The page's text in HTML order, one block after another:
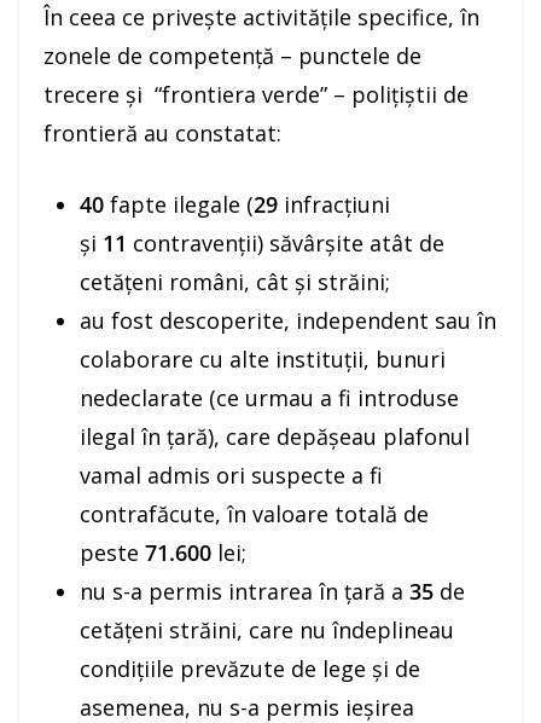
În ceea ce priveşte activităţile specifice, în
zonele de competenţă – punctele de
trecere şi “frontiera verde” – poliţiştii de
frontieră au constatat:
40 fapte ilegale (29 infracţiuni
şi 11 contravenţii) săvârşite atât de
cetăţeni români, cât şi străini;
au fost descoperite, independent sau în
colaborare cu alte instituţii, bunuri
nedeclarate (ce urmau a fi introduse
ilegal în ţară), care depăşeau plafonul
vamal admis ori suspecte a fi
contrafăcute, în valoare totală de
peste 71.600 lei;
nu s-a permis intrarea în ţară a 35 de
cetăţeni străini, care nu îndeplineau
condiţiile prevăzute de lege şi de
asemenea, nu s-a permis ieşirea